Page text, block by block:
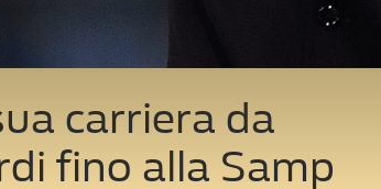
carriera da
fino alla Samp